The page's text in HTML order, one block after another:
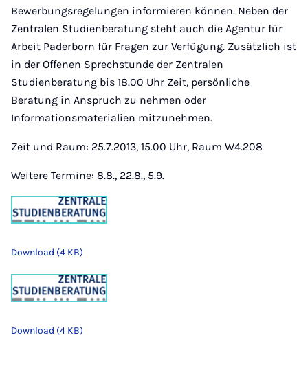
Bewerbungsregelungen informieren können. Neben der
Zentralen Studienberatung steht auch die Agentur für
Arbeit Paderborn für Fragen zur Verfügung. Zusätzlich ist
in der Offenen Sprechstunde der Zentralen
Studienberatung bis 18.00 Uhr Zeit, persönliche
Beratung in Anspruch zu nehmen oder
Informationsmaterialien mitzunehmen.
Zeit und Raum: 25.7.2013, 15.00 Uhr, Raum W4.208
Weitere Termine: 8.8., 22.8., 5.9.
Download (4 KB)
Download (4 KB)